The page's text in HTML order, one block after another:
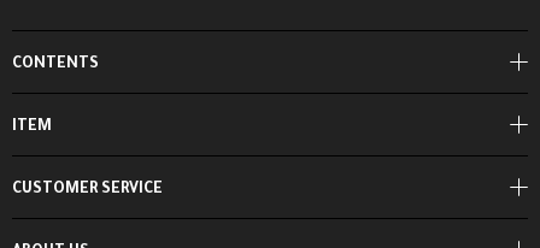
CONTENTS
ITEM
CUSTOMER SERVICE